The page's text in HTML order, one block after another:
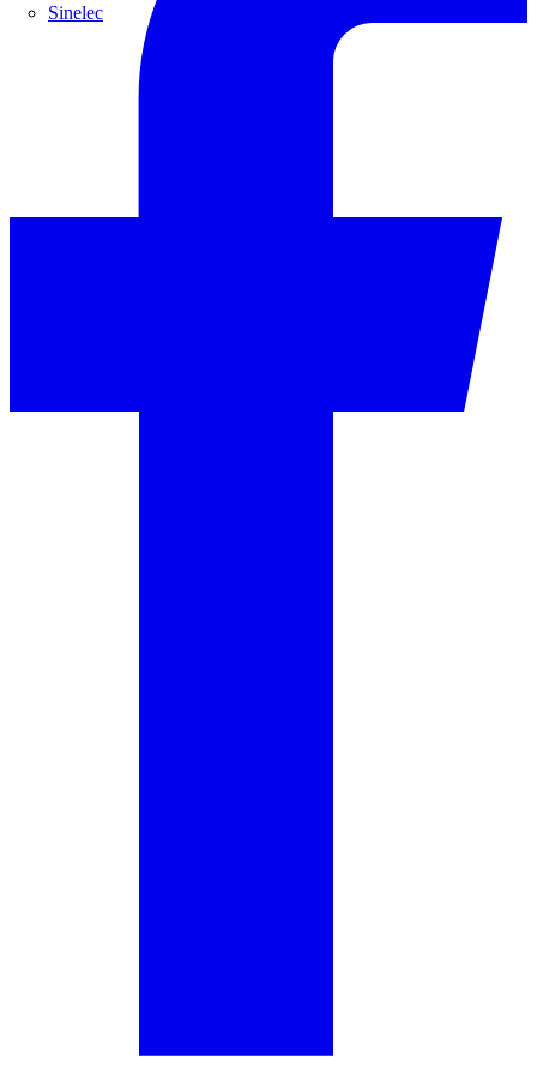
Sinelec